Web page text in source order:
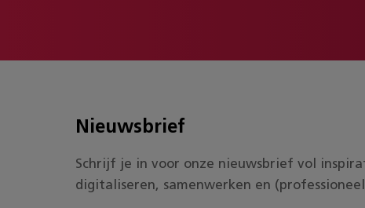
Nieuwsbrief
Schrijf je in voor onze nieuwsbrief vol
digitaliseren, samenwerken en